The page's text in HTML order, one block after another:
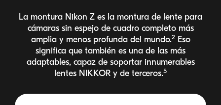
La montura Nikon Z es la montura de lente para
cámaras sin espejo de cuadro completo más
amplia y menos profunda del mundo.2 Eso
significa que también es una de las más
adaptables, capaz de soportar innumerables
lentes NIKKOR y de terceros.5